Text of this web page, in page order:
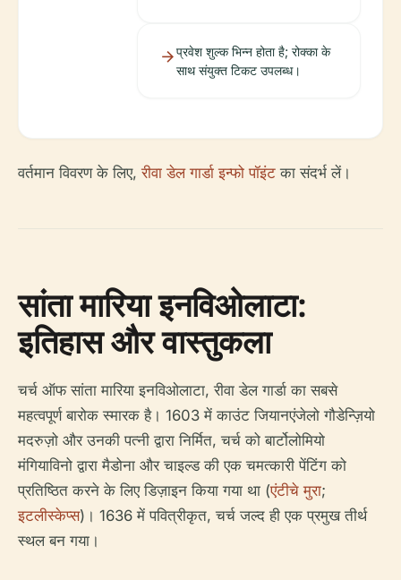
प्रवेश शुल्क भिन्न होता है; रोक्का के
साथ संयुक्त टिकट उपलब्ध।
वर्तमान विवरण के लिए,रीवा डेल गार्डा इन्फो पॉइंट का संदर्भ लें।
सांता मारिया इनविओलाटा:
इतिहास और वास्तुकला
चर्च ऑफ सांता मारिया इनविओलाटा, रीवा डेल गार्डा का सबसे
महत्वपूर्ण बारोक स्मारक है। 1603 में काउंट जियानएंजेलो गौडेन्ज़ियो
मदरुज़ो और उनकी पत्नी द्वारा निर्मित, चर्च को बार्टोलोमियो
मंगियाविनो द्वारा मैडोना और चाइल्ड की एक चमत्कारी पेंटिंग को
प्रतिष्ठित करने के लिए डिज़ाइन किया गया था (एंटीचे मुरा;
इटलीस्केप्स)। 1636 में पवित्रीकृत, चर्च जल्द ही एक प्रमुख तीर्थ
स्थल बन गया।